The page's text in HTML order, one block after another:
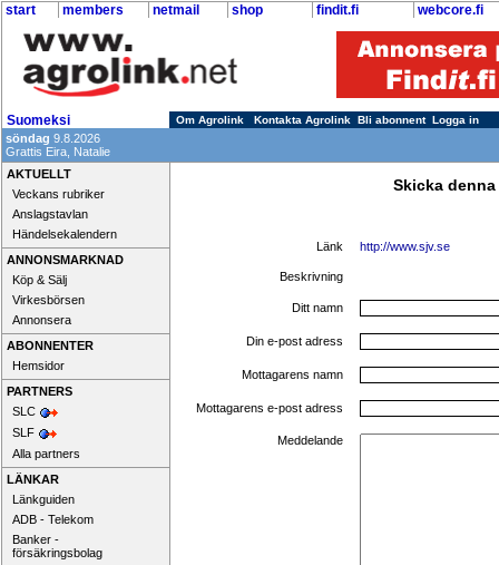
start members netmail shop findit.fi webcore.fi
Suomeksi Om Agrolink Kontakta Agrolink Bli abonnent Logga in
söndag 9.8.2026
Grattis Eira, Natalie
AKTUELLT
Veckans rubriker
Anslagstavlan
Händelsekalendern
ANNONSMARKNAD
Köp & Sälj
Virkesbörsen
Annonsera
ABONNENTER
Hemsidor
PARTNERS
SLC
SLF
Alla partners
LÄNKAR
Länkguiden
ADB - Telekom
Banker -
försäkringsbolag
Skicka
Länk http://www.sjv.se
Beskrivning
Ditt namn
Din e-post adress
Mottagarens namn
Mottagarens e-post adress
Meddelande